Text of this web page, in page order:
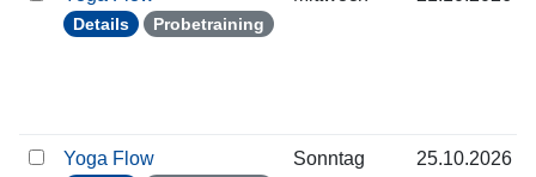
Details Probetraining
Yoga Flow Sonntag 25.10.2026